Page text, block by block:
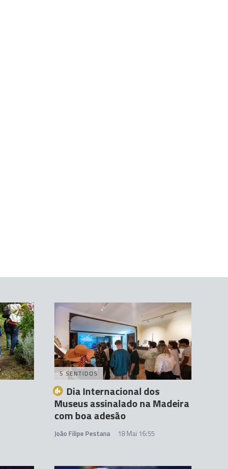
5 SENTIDOS
Dia Internacional dos
Museus assinalado na Madeira
com boa adesão
João Filipe Pestana 18 Mai 16:55